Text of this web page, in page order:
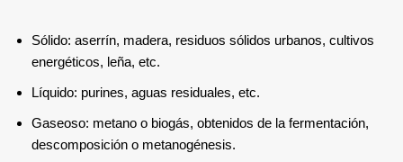
Sólido: aserrín, madera, residuos sólidos urbanos, cultivos
energéticos, leña, etc.
Líquido: purines, aguas residuales, etc.
Gaseoso: metano o biogás, obtenidos de la fermentación,
descomposición o metanogénesis.